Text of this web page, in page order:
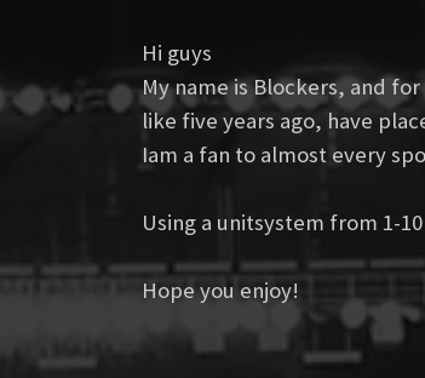
Hi guys
My name is Blockers, and
like five years ago, have
Iam a fan to almost every
Using a unitsystem from 1-
Hope you enjoy!